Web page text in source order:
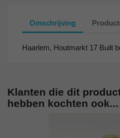
Omschrijving
Haarlem, Houtmarkt 17 Built
Klanten die dit
hebben kochten ook...